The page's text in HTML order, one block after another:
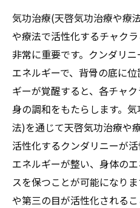
気功治療(天啓気功治療や療
や療法で活性化するチャク
非常に重要です。クンダリ
エネルギーで、背骨の底に
ギーが覚醒すると、各チャ
身の調和をもたらします。
法)を通じて天啓気功治療や
活性化するクンダリニーが
エネルギーが整い、身体の
スを保つことが可能になり
や第三の目が活性化される